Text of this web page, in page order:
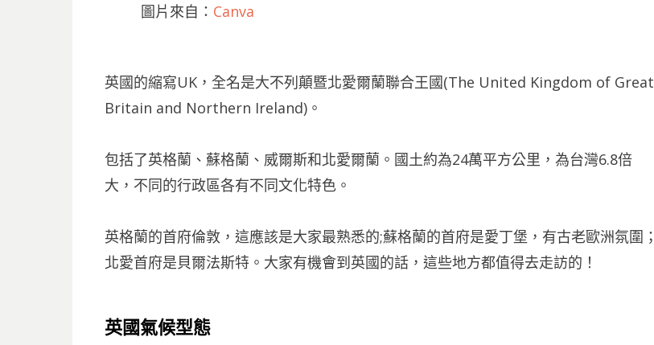
圖片來自： Canva
英國的縮寫UK，全名是大不列顛暨北愛爾蘭聯合王國(The United Kingdom of Great
Britain and Northern Ireland)。
包括了英格蘭、蘇格蘭、威爾斯和北愛爾蘭。國土約為24萬平方公里，為台灣6.8倍
大，不同的行政區各有不同文化特色。
英格蘭的首府倫敦，這應該是大家最熟悉的;蘇格蘭的首府是愛丁堡，有古老歐洲氛圍；
北愛首府是貝爾法斯特。大家有機會到英國的話，這些地方都值得去走訪的！
英國氣候型態